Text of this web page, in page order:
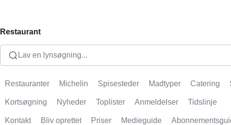
Restaurant
Lav en lynsøgning...
Restauranter Michelin Spisesteder Madtyper Catering
Kortsøgning Nyheder Toplister Anmeldelser Tidslinje
Kontakt Bliv oprettet Priser Medieguide